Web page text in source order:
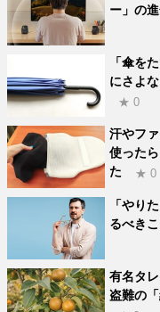
ー」の
「傘を
にさよ
★ 0
汗やフ
使った
た
★ 0
「やり
るべき
有名タ
盗難の